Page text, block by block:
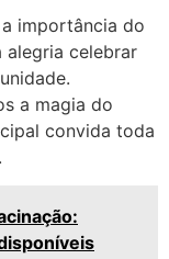
importância do
alegria celebrar
a magia do
convida toda